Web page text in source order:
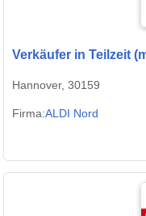
Verkäufer in Teilzeit
Hannover, 30159
Firma:ALDI Nord